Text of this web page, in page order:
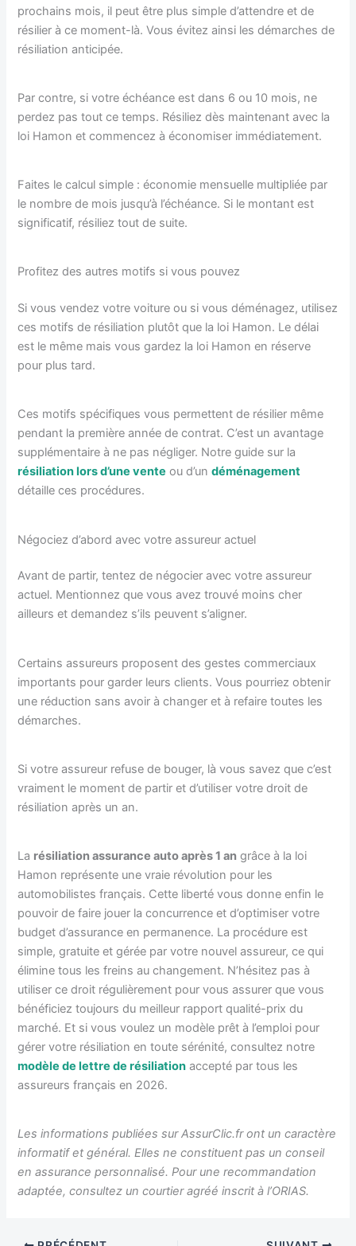
prochains mois, il peut être plus simple d’attendre et de
résilier à ce moment-là. Vous évitez ainsi les démarches de
résiliation anticipée.
Par contre, si votre échéance est dans 6 ou 10 mois, ne
perdez pas tout ce temps. Résiliez dès maintenant avec la
loi Hamon et commencez à économiser immédiatement.
Faites le calcul simple : économie mensuelle multipliée par
le nombre de mois jusqu’à l’échéance. Si le montant est
significatif, résiliez tout de suite.
Profitez des autres motifs si vous pouvez
Si vous vendez votre voiture ou si vous déménagez, utilisez
ces motifs de résiliation plutôt que la loi Hamon. Le délai
est le même mais vous gardez la loi Hamon en réserve
pour plus tard.
Ces motifs spécifiques vous permettent de résilier même
pendant la première année de contrat. C’est un avantage
supplémentaire à ne pas négliger. Notre guide sur la
résiliation lors d’une vente ou d’undéménagement
détaille ces procédures.
Négociez d’abord avec votre assureur actuel
Avant de partir, tentez de négocier avec votre assureur
actuel. Mentionnez que vous avez trouvé moins cher
ailleurs et demandez s’ils peuvent s’aligner.
Certains assureurs proposent des gestes commerciaux
importants pour garder leurs clients. Vous pourriez obtenir
une réduction sans avoir à changer et à refaire toutes les
démarches.
Si votre assureur refuse de bouger, là vous savez que c’est
vraiment le moment de partir et d’utiliser votre droit de
résiliation après un an.
La résiliation assurance auto après 1 an grâce à la loi
Hamon représente une vraie révolution pour les
automobilistes français. Cette liberté vous donne enfin le
pouvoir de faire jouer la concurrence et d’optimiser votre
budget d’assurance en permanence. La procédure est
simple, gratuite et gérée par votre nouvel assureur, ce qui
élimine tous les freins au changement. N’hésitez pas à
utiliser ce droit régulièrement pour vous assurer que vous
bénéficiez toujours du meilleur rapport qualité-prix du
marché. Et si vous voulez un modèle prêt à l’emploi pour
gérer votre résiliation en toute sérénité, consultez notre
modèle de lettre de résiliation accepté par tous les
assureurs français en 2026.
Les informations publiées sur AssurClic.fr ont un caractère
informatif et général. Elles ne constituent pas un conseil
en assurance personnalisé. Pour une recommandation
adaptée, consultez un courtier agréé inscrit à l’ORIAS.